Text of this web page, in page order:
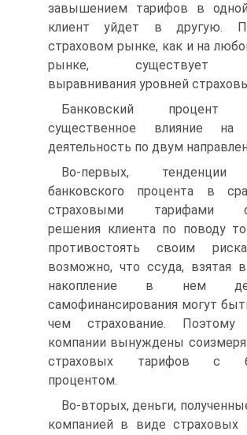
завышением тарифов в
клиент уйдет в другую.
страховом рынке, как и на
рынке, существует
выравнивания уровней
Банковский процент
существенное влияние на
деятельность по двум
Во-первых, тенденции
банковского процента в
страховыми тарифами
решения клиента по поводу
противостоять своим
возможно, что ссуда, взятая
накопление в нем
самофинансирования могут
чем страхование. Поэтому
компании вынуждены
страховых тарифов с
процентом.
Во-вторых, деньги,
компанией в виде страховых